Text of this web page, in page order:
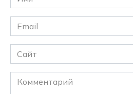
*
Email
*
Сайт
Комментарий